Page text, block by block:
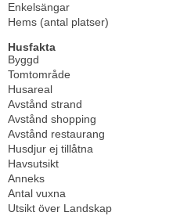
Enkelsängar
Hems (antal platser)
Husfakta
Byggd
Tomtområde
Husareal
Avstånd strand
Avstånd shopping
Avstånd restaurang
Husdjur ej tillåtna
Havsutsikt
Anneks
Antal vuxna
Utsikt över Landskap